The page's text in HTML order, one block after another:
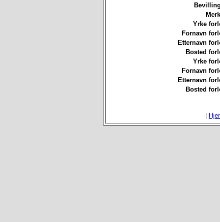
Yrke
Fornavn
Etternavn
Bosted
Yrke
Fornavn
Etternavn
Bosted